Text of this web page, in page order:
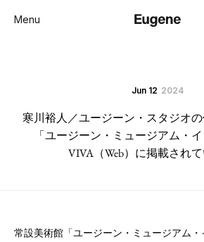
Menu
Jun 12 2024
寒川裕人／ユージーン・スタジオ
「ユージーン・ミュージアム・イ
VIVA（Web）に掲載されて
常設美術館「ユージーン・ミュージアム・